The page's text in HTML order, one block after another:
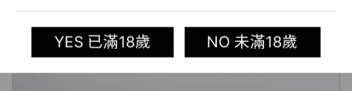
YES 已滿18歲 NO 未滿18歲